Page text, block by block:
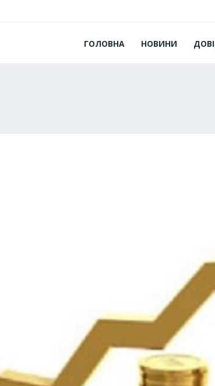
ГОЛОВНА НОВИНИ